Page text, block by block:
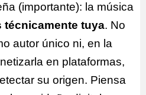
(importante): la música
técnicamente tuya. No
autor único ni, en la
en plataformas,
su origen. Piensa